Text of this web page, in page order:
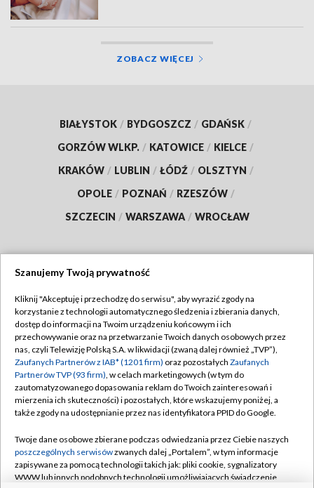
ZOBACZ WIĘCEJ
BIAŁYSTOK / BYDGOSZCZ / GDAŃSK /
GORZÓW WLKP. / KATOWICE / KIELCE /
KRAKÓW / LUBLIN / ŁÓDŹ / OLSZTYN /
OPOLE / POZNAŃ / RZESZÓW /
SZCZECIN / WARSZAWA / WROCŁAW
TVP
Abonament TVP
Emisja w TVP
Centrum informacji TVP
Naziemna Telewizja Cyfrowa
Rada Programowa
System NOS
Regulamin TVP
Polityka prywatności
Moje zgody
Pomoc
Kontakt
Szanujemy Twoją prywatność
Kliknij "Akceptuję i przechodzę do serwisu", aby wyrazić zgody na
korzystanie z technologii automatycznego śledzenia i zbierania danych,
dostęp do informacji na Twoim urządzeniu końcowym i ich
przechowywanie oraz na przetwarzanie Twoich danych osobowych przez
nas, czyli Telewizję Polską S.A. w likwidacji (zwaną dalej również „TVP”),
Zaufanych Partnerów z IAB* (1201 firm) oraz pozostałych Zaufanych
Partnerów TVP (93 firm), w celach marketingowych (w tym do
zautomatyzowanego dopasowania reklam do Twoich zainteresowań i
mierzenia ich skuteczności) i pozostałych, które wskazujemy poniżej, a
także zgody na udostępnianie przez nas identyfikatora PPID do Google.
Twoje dane osobowe zbierane podczas odwiedzania przez Ciebie naszych
poszczególnych serwisówzwanych dalej „Portalem”, w tym informacje
zapisywane za pomocą technologii takich jak: pliki cookie, sygnalizatory
WWW lub innych podobnych technologii umożliwiających świadczenie